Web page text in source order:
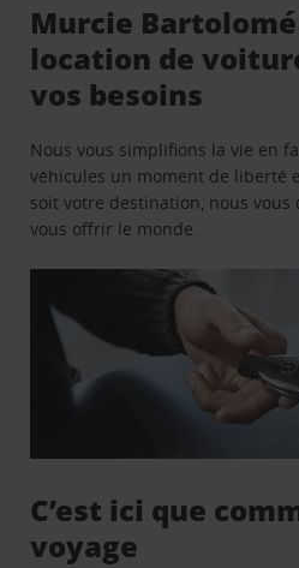
Murcie Bartolomé
location de
vos besoins
Nous vous simplifions la vie en
véhicules un moment de liberté
soit votre destination, nous vous
vous offrir le monde.
C’est ici que
voyage